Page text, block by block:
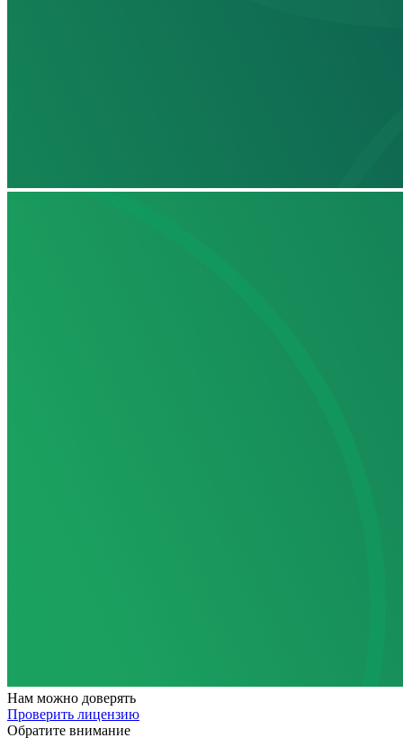
Нам можно доверять
Проверить лицензию
Обратите внимание